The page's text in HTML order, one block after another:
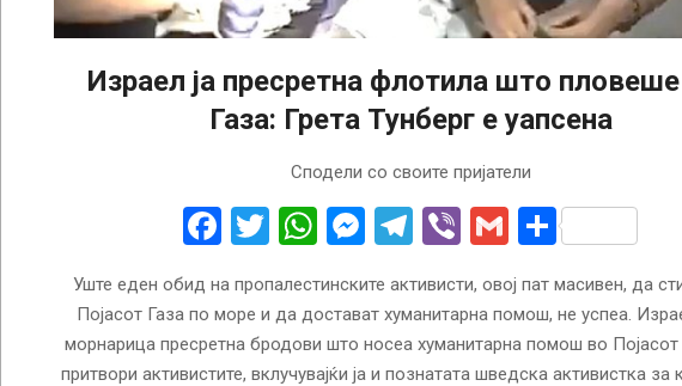
Израел ја пресретна флотила што
Газа: Грета Тунберг е уапсена
Сподели со своите пријатели
Facebook
Twitter
WhatsApp
Messenger
Telegram
ViberGmailShare
Уште еден обид на пропалестинските активисти, овој пат масивен, да
Појасот Газа по море и да достават хуманитарна помош, не успеа.
морнарица пресретна бродови што носеа хуманитарна помош во Појасот
притвори активистите, вклучувајќи ја и познатата шведска активистка за